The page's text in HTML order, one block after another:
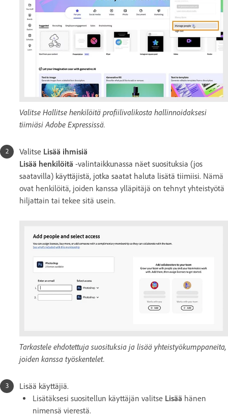
Valitse Hallitse henkilöitä profiilivalikosta hallinnoidaksesi
tiimiäsi Adobe Expressissä.
Valitse Lisää ihmisiä
Lisää henkilöitä -valintaikkunassa näet suosituksia (jos
saatavilla) käyttäjistä, jotka saatat haluta lisätä tiimiisi. Nämä
ovat henkilöitä, joiden kanssa ylläpitäjä on tehnyt yhteistyötä
hiljattain tai tekee sitä usein.
Tarkastele ehdotettuja suosituksia ja lisää yhteistyökumppaneita,
joiden kanssa työskentelet.
Lisää käyttäjiä.
Lisätäksesi suositellun käyttäjän valitse Lisää hänen
nimensä vierestä.